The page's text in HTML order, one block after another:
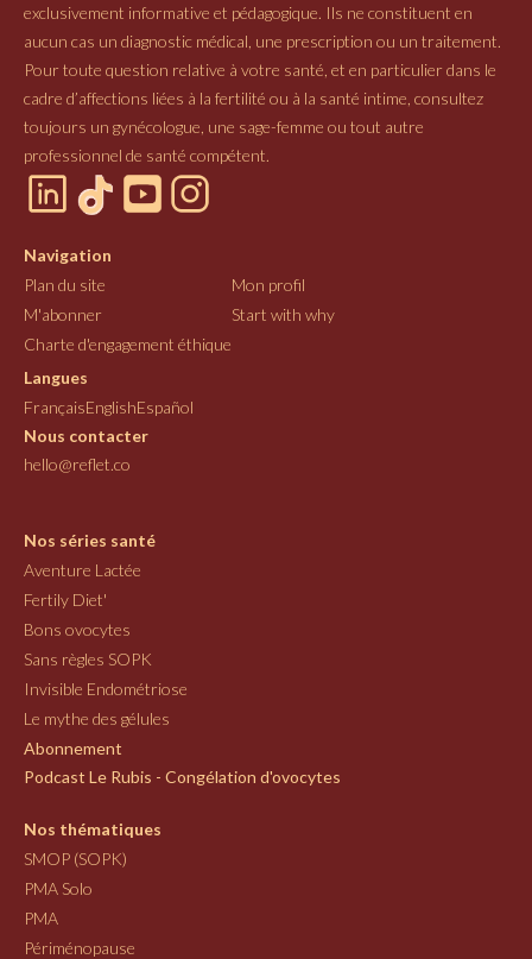
exclusivement informative et pédagogique. Ils ne constituent en
aucun cas un diagnostic médical, une prescription ou un traitement.
Pour toute question relative à votre santé, et en particulier dans le
cadre d’affections liées à la fertilité ou à la santé intime, consultez
toujours un gynécologue, une sage-femme ou tout autre
professionnel de santé compétent.
Navigation
Plan du site
Mon profil
M'abonner
Start with why
Charte d'engagement éthique
Langues
FrançaisEnglishEspañol
Nous contacter
hello@reflet.co
Nos séries santé
Aventure Lactée
Fertily Diet'
Bons ovocytes
Sans règles SOPK
Invisible Endométriose
Le mythe des gélules
Abonnement
Podcast Le Rubis - Congélation d'ovocytes
Nos thématiques
SMOP (SOPK)
PMA Solo
PMA
Périménopause